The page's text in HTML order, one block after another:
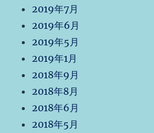
2019年7月
2019年6月
2019年5月
2019年1月
2018年9月
2018年8月
2018年6月
2018年5月